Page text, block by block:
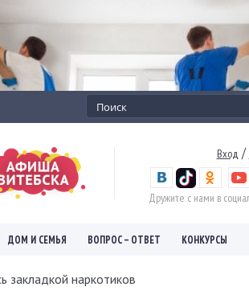
Вход /
Дружите с нами в
ДОМ И СЕМЬЯ ВОПРОС – ОТВЕТ КОНКУРСЫ
закладкой наркотиков